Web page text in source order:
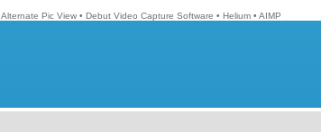
Alternate Pic View • Debut Video Capture Software • Helium • AIMP